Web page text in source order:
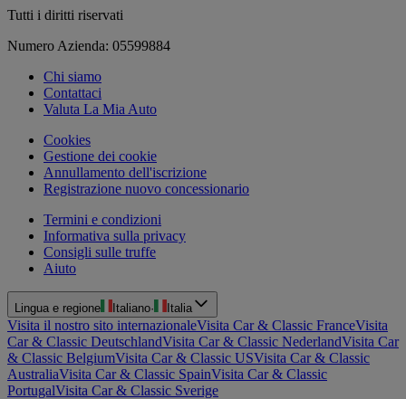
Tutti i diritti riservati
Numero Azienda: 05599884
Chi siamo
Contattaci
Valuta La Mia Auto
Cookies
Gestione dei cookie
Annullamento dell'iscrizione
Registrazione nuovo concessionario
Termini e condizioni
Informativa sulla privacy
Consigli sulle truffe
Aiuto
Lingua e regione Italiano· Italia
Visita il nostro sito internazionaleVisita Car & Classic FranceVisita
Car & Classic DeutschlandVisita Car & Classic NederlandVisita Car
& Classic BelgiumVisita Car & Classic USVisita Car & Classic
AustraliaVisita Car & Classic SpainVisita Car & Classic
PortugalVisita Car & Classic Sverige